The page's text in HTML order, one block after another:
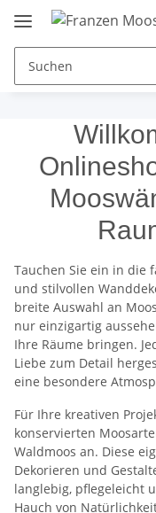
Tauchen Sie ein in die
und stilvollen
breite Auswahl an
nur einzigartig
Ihre Räume bringen.
Liebe zum Detail
eine besondere
Für Ihre kreativen
konservierten
Waldmoos an. Diese
Dekorieren und
langlebig, pflegeleicht
Hauch von